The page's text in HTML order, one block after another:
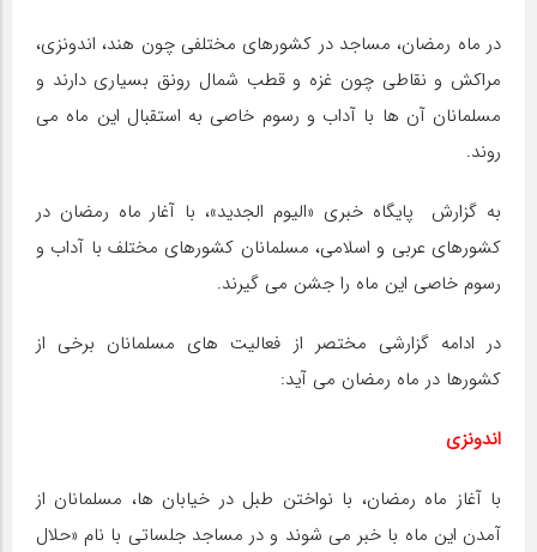
در ماه رمضان، مساجد در کشورهای مختلفی چون هند، اندونزی،
مراکش و نقاطی چون غزه و قطب شمال رونق بسیاری دارند و
مسلمانان آن ها با آداب و رسوم خاصی به استقبال این ماه می
روند.
به گزارش پایگاه خبری «الیوم الجدید»، با آغار ماه رمضان در
کشورهای عربی و اسلامی، مسلمانان کشورهای مختلف با آداب و
رسوم خاصی این ماه را جشن می گیرند.
در ادامه گزارشی مختصر از فعالیت های مسلمانان برخی از
کشورها در ماه رمضان می آید:
اندونزی
با آغاز ماه رمضان، با نواختن طبل در خیابان ها، مسلمانان از
آمدن این ماه با خبر می شوند و در مساجد جلساتی با نام «حلال